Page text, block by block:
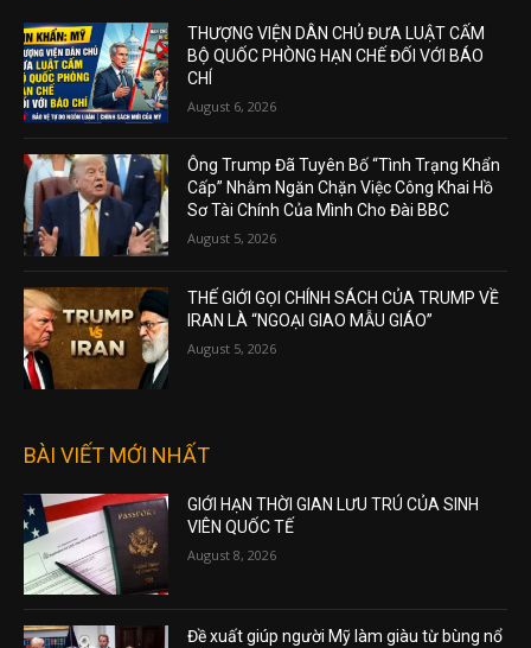
THƯỢNG VIỆN DÂN CHỦ ĐƯA LUẬT CẤM
BỘ QUỐC PHÒNG HẠN CHẾ ĐỐI VỚI BÁO
CHÍ
August 6, 2026
Ông Trump Đã Tuyên Bố “Tình Trạng Khẩn
Cấp” Nhằm Ngăn Chặn Việc Công Khai Hồ
Sơ Tài Chính Của Mình Cho Đài BBC
August 5, 2026
THẾ GIỚI GỌI CHÍNH SÁCH CỦA TRUMP VỀ
IRAN LÀ “NGOẠI GIAO MẪU GIÁO”
August 5, 2026
BÀI VIẾT MỚI NHẤT
GIỚI HẠN THỜI GIAN LƯU TRÚ CỦA SINH
VIÊN QUỐC TẾ
August 8, 2026
Đề xuất giúp người Mỹ làm giàu từ bùng nổ